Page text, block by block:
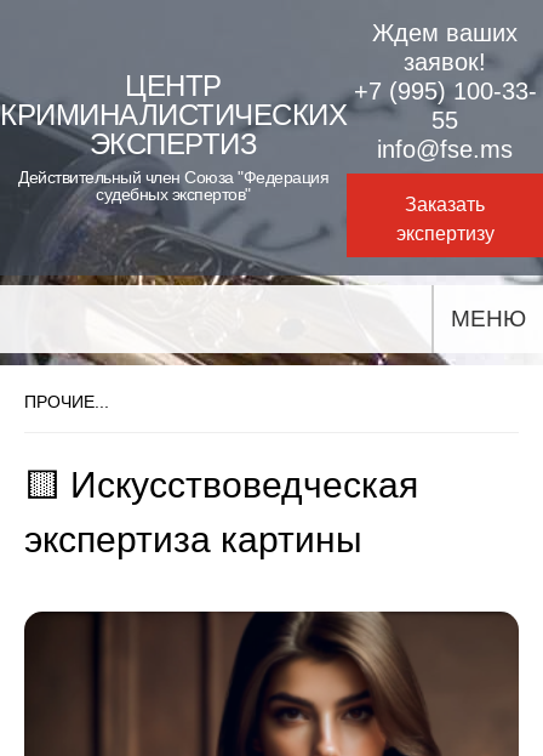
content
ЦЕНТР
КРИМИНАЛИСТИЧЕСКИХ
ЭКСПЕРТИЗ
Действительный член Союза "Федерация
судебных экспертов"
Ждем ваших
заявок!
+7 (995) 100-33-
55
info@fse.ms
Заказать
экспертизу
МЕНЮ
ПРОЧИЕ...
🟨 Искусствоведческая
экспертиза картины